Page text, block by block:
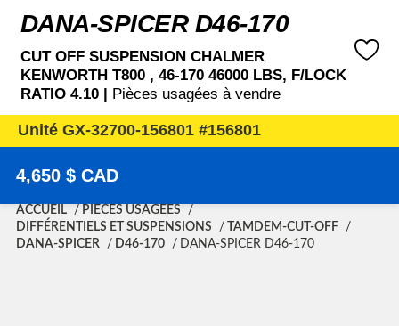
DANA-SPICER D46-170
CUT OFF SUSPENSION CHALMER
KENWORTH T800 , 46-170 46000 LBS, F/LOCK
RATIO 4.10 | Pièces usagées à vendre
Unité GX-32700-156801 #156801
4,650 $ CAD
ACCUEIL
PIÈCES USAGÉES
DIFFÉRENTIELS ET SUSPENSIONS
TAMDEM-CUT-OFF
DANA-SPICER
D46-170 DANA-SPICER D46-170